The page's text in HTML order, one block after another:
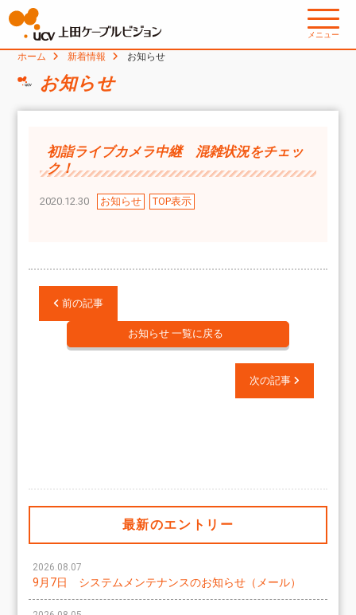
メニュー
ホーム 新着情報 お知らせ
お知らせ
初詣ライブカメラ中継 混雑状況をチェッ
ク！
2020.12.30 お知らせ TOP表示
前の記事
お知らせ 一覧に戻る
次の記事
最新のエントリー
2026.08.07
9月7日 システムメンテナンスのお知らせ（メール）